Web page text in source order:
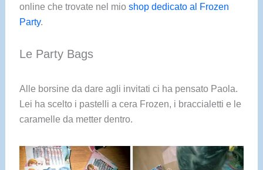
online che trovate nel mio shop dedicato al Frozen
Party.
Le Party Bags
Alle borsine da dare agli invitati ci ha pensato Paola.
Lei ha scelto i pastelli a cera Frozen, i braccialetti e le
caramelle da metter dentro.